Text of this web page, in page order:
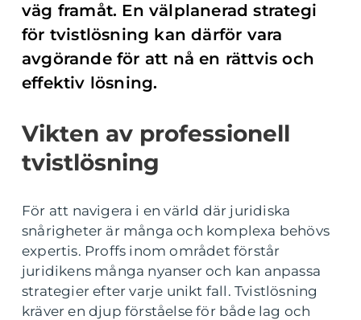
väg framåt. En välplanerad strategi
för tvistlösning kan därför vara
avgörande för att nå en rättvis och
effektiv lösning.
Vikten av professionell
tvistlösning
För att navigera i en värld där juridiska
snårigheter är många och komplexa behövs
expertis. Proffs inom området förstår
juridikens många nyanser och kan anpassa
strategier efter varje unikt fall. Tvistlösning
kräver en djup förståelse för både lag och